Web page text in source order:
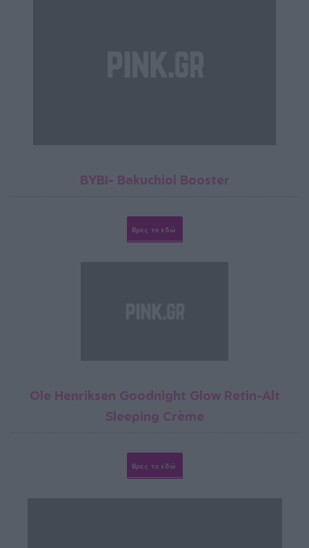
BYBI- Bakuchiol Booster
Βρες το εδώ
Ole Henriksen Goodnight Glow Retin-Alt
Sleeping Crème
Βρες το εδώ